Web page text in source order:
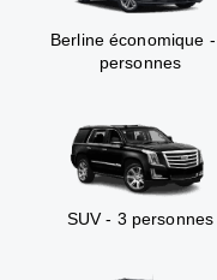
Berline économique
personnes
SUV - 3 personnes